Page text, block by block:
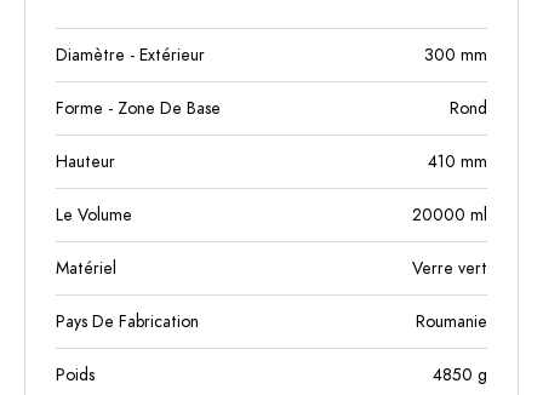
Diamètre - Extérieur 300 mm
Forme - Zone De Base Rond
Hauteur 410 mm
Le Volume 20000 ml
Matériel Verre vert
Pays De Fabrication Roumanie
Poids 4850 g